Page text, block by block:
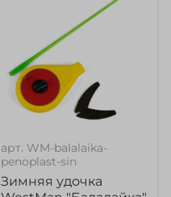
арт. WM-balalaika-
penoplast-sin
Зимняя удочка